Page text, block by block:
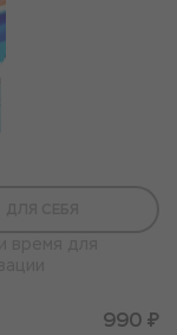
990 ₽